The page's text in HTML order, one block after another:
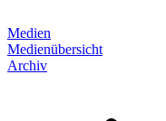
Medien
Medienübersicht
Archiv